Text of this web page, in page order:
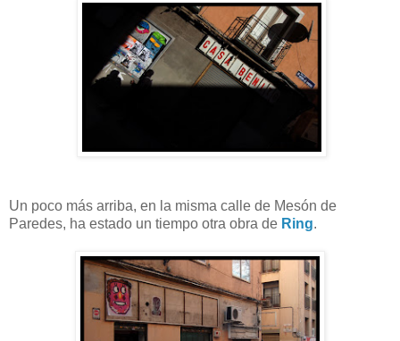
Un poco más arriba, en la misma calle de Mesón de
Paredes, ha estado un tiempo otra obra de Ring.